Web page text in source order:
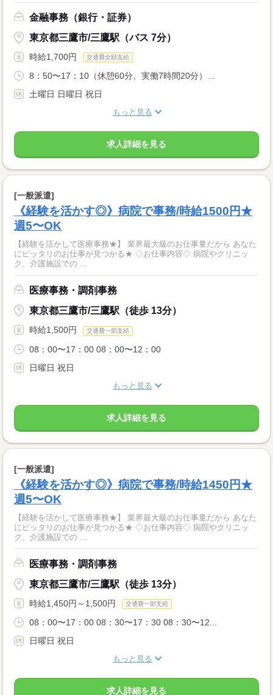
金融事務（銀行・証券）
東京都三鷹市/三鷹駅（バス 7分）
時給1,700円 交通費全額支給
8：50〜17：10（休憩60分、実働7時間20分）...
土曜日 日曜日 祝日
もっと見る
求人詳細を見る
[一般派遣]
《経験を活かす◎》病院で事務/時給1500円★
週5〜OK
【経験を活かして医療事務★】 業界最大級のお仕事量だから あなた
にピッタリのお仕事が見つかる★ ◇お仕事内容◇ 病院やクリニッ
ク、介護施設での ...
医療事務・調剤事務
東京都三鷹市/三鷹駅（徒歩 13分）
時給1,500円 交通費一部支給
08：00〜17：00 08：00〜12：00
日曜日 祝日
もっと見る
求人詳細を見る
[一般派遣]
《経験を活かす◎》病院で事務/時給1450円★
週5〜OK
【経験を活かして医療事務★】 業界最大級のお仕事量だから あなた
にピッタリのお仕事が見つかる★ ◇お仕事内容◇ 病院やクリニッ
ク、介護施設での ...
医療事務・調剤事務
東京都三鷹市/三鷹駅（徒歩 13分）
時給1,450円～1,500円 交通費一部支給
08：00〜17：00 08：30〜17：30 08：30〜12...
日曜日 祝日
もっと見る
求人詳細を見る